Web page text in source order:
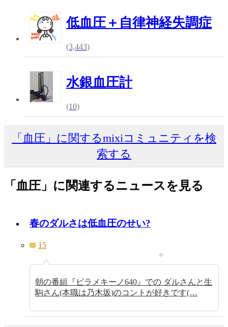
低血圧＋自律神経失調症
(3,443)
水銀血圧計
(10)
「血圧」に関するmixiコミュニティを検
索する
「血圧」に関連するニュースを見る
春のダルさは低血圧のせい?
15
朝の番組『ピラメキーノ640』での ダルさんと生
駒さん(本職は乃木坂)のコントが好きです(…